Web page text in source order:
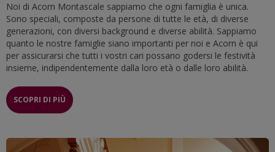
Noi di Acorn Montascale sappiamo che ogni famiglia è unica.
Sono speciali, composte da persone di tutte le età, di diverse
generazioni, con diversi background e diverse abilità. Sappiamo
quanto le nostre famiglie siano importanti per noi e Acorn è qui
per assicurarsi che tutti i vostri cari possano godersi le festività
insieme, indipendentemente dalla loro età o dalle loro abilità.
SCOPRI DI PIÙ